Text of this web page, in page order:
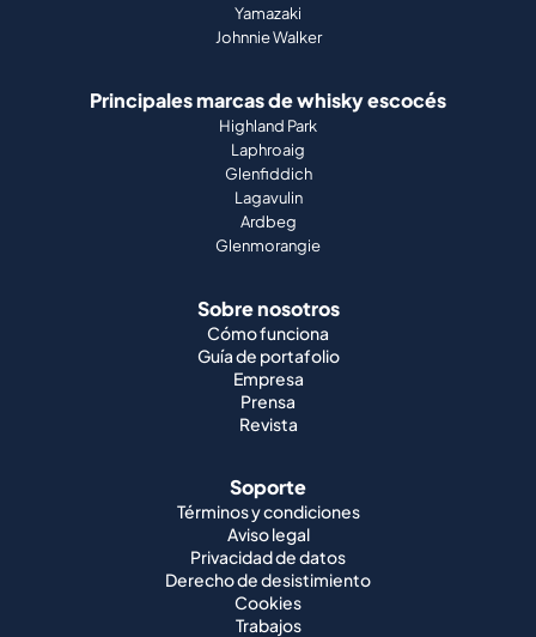
Yamazaki
Johnnie Walker
Principales marcas de whisky escocés
Highland Park
Laphroaig
Glenfiddich
Lagavulin
Ardbeg
Glenmorangie
Sobre nosotros
Cómo funciona
Guía de portafolio
Empresa
Prensa
Revista
Soporte
Términos y condiciones
Aviso legal
Privacidad de datos
Derecho de desistimiento
Cookies
Trabajos